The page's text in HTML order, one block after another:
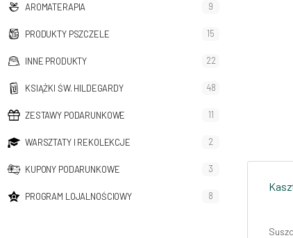
AROMATERAPIA 9
PRODUKTY PSZCZELE 15
INNE PRODUKTY 22
KSIĄŻKI ŚW. HILDEGARDY 48
ZESTAWY PODARUNKOWE 11
WARSZTATY I REKOLEKCJE 2
KUPONY PODARUNKOWE 3
PROGRAM LOJALNOŚCIOWY 8